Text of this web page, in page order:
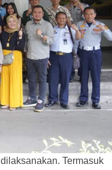
Termasuk